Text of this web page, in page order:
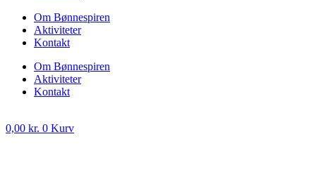
Om Bønnespiren
Aktiviteter
Kontakt
Om Bønnespiren
Aktiviteter
Kontakt
0,00 kr. 0 Kurv